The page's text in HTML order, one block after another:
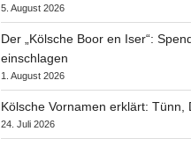
5. August 2026
Der „Kölsche Boor en Iser“:
einschlagen
1. August 2026
Kölsche Vornamen erklärt: Tünn,
24. Juli 2026